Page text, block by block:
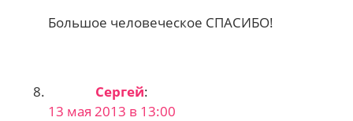
Большое человеческое СПАСИБО!
Сергей:
13 мая 2013 в 13:00